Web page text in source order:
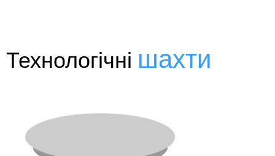
Технологічні шахти